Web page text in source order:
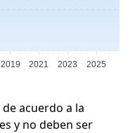
2019 2021 2023 2025
acuerdo a la
y no deben ser